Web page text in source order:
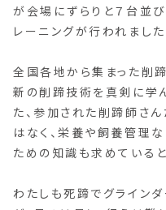
が会場にずらりと７台並
レーニングが行われました
全国各地から集まった削
新の削蹄技術を真剣に学
た、参加された削蹄師さ
はなく、栄養や飼養管理
ための知識も求めている
わたしも死蹄でグライン